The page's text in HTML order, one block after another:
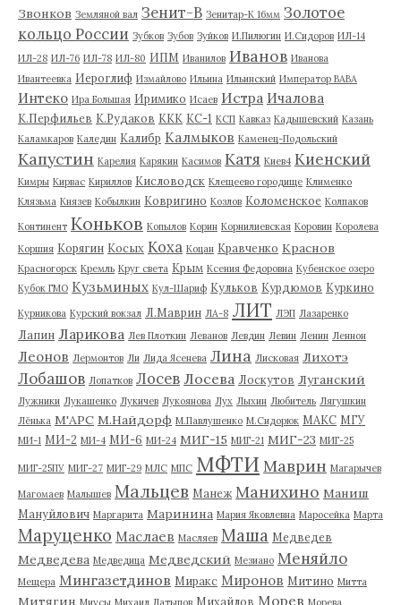
Звонков Земляной вал Зенит-В Зенитар-К 16мм Золотое
кольцо России Зубков Зубов Зуйков И.Пилюгин И.Сидоров ИЛ-14
ИЛ-28 ИЛ-76 ИЛ-78 ИЛ-80 ИПМ Иванилов Иванов Иванова
Ивантеевка Иероглиф Измайлово Ильина Ильинский Император ВАВА
Интеко Ира Большая Иримико Исаев Истра Ичалова
К.Перфильев К.Рудаков ККК КС-1 КСП Кавказ Кадышевский Казань
Каламкаров Каледин Калибр Калмыков Каменец-Подольский
Капустин Карелия Карякин Касимов Катя Киев4 Киенский
Кимры Кирвас Кириллов Кисловодск Клещеево городище Клименко
Клязьма Князев Кобылкин Ковригино Козлов Коломенское Колпаков
Континент Коньков Копылов Корин Корнилиевская Коровин Королева
Коршия Корягин Косых Коха Коцан Кравченко Краснов
Красногорск Кремль Круг света Крым Ксения Федоровна Кубенское озеро
Кубок ГМО Кузьминых Кул-Шариф Кульков Курдюмов Куркино
Курникова Курский вокзал Л.Маврин ЛА-8 ЛИТ ЛЭП Лазаренко
Лапин Ларикова Лев Плоткин Леванов Левдин Левин Ленин Леннон
Леонов Лермонтов Ли Лида Ясенева Лина Лисковая Лихотэ
Лобашов Лопатков Лосев Лосева Лоскутов Луганский
Лужники Лукашенко Лукичев Лукоянова Лух Лыхин Любитель Лягушкин
Лёнька М'АРС М.Найдорф М.Павлушенко М.Сидорюк МАКС МГУ
МИ-1 МИ-2 МИ-4 МИ-6 МИ-24 МИГ-15 МИГ-21 МИГ-23 МИГ-25
МИГ-25ПУ МИГ-27 МИГ-29 МЛС МПС МФТИ Маврин Магарычев
Магомаев Малышев Мальцев Манеж Манихино Маниш
Мануйлович Маргарита Маринина Мария Яковлевна Маросейка Марта
Маруценко Маслаев Масляев Маша Медведев
Медведева Медведица Медведский Мезиано Меняйло
Мещера Мингазетдинов Миракс Миронов Митино Митта
Митягин Миусы Михаил Латыпов Михайлов Морев Морева